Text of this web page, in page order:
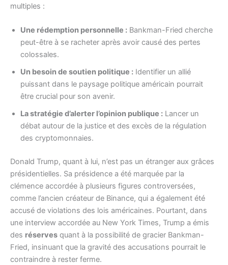
multiples :
Une rédemption personnelle : Bankman-Fried cherche
peut-être à se racheter après avoir causé des pertes
colossales.
Un besoin de soutien politique : Identifier un allié
puissant dans le paysage politique américain pourrait
être crucial pour son avenir.
La stratégie d’alerter l’opinion publique : Lancer un
débat autour de la justice et des excès de la régulation
des cryptomonnaies.
Donald Trump, quant à lui, n’est pas un étranger aux grâces
présidentielles. Sa présidence a été marquée par la
clémence accordée à plusieurs figures controversées,
comme l’ancien créateur de Binance, qui a également été
accusé de violations des lois américaines. Pourtant, dans
une interview accordée au New York Times, Trump a émis
des réserves quant à la possibilité de gracier Bankman-
Fried, insinuant que la gravité des accusations pourrait le
contraindre à rester ferme.